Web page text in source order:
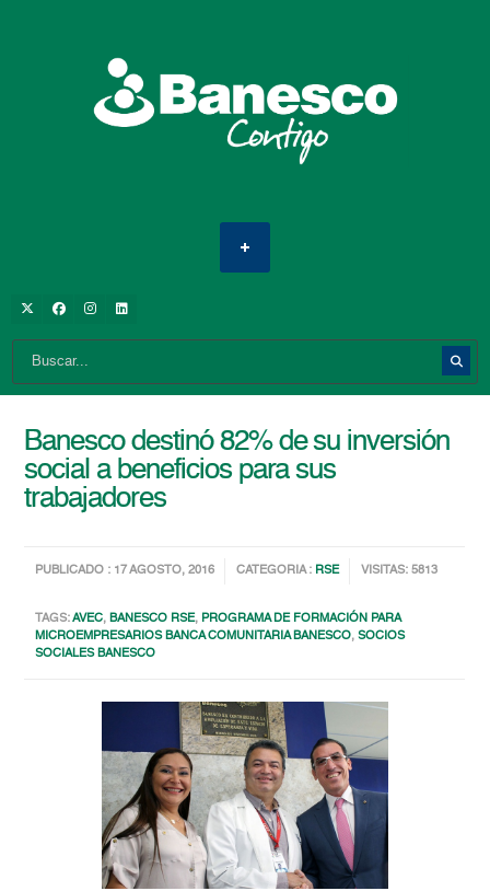
Banesco destinó 82% de su inversión
social a beneficios para sus
trabajadores
PUBLICADO : 17 AGOSTO, 2016 CATEGORIA : RSE VISITAS: 5813
TAGS:AVEC,BANESCO RSE, PROGRAMA DE FORMACIÓN PARA
MICROEMPRESARIOS BANCA COMUNITARIA BANESCO,SOCIOS
SOCIALES BANESCO